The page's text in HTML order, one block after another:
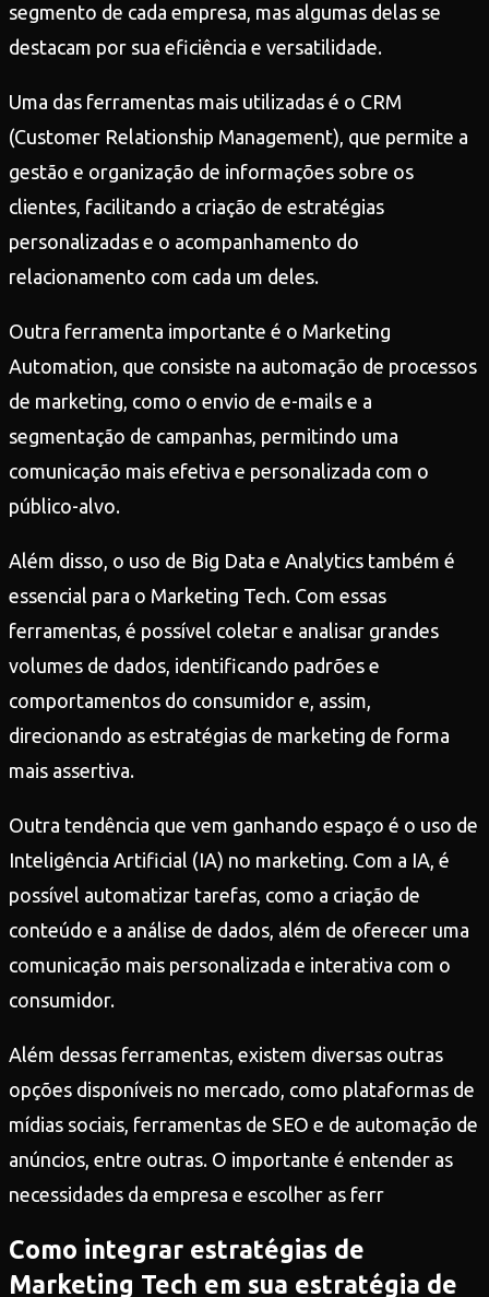
segmento de cada empresa, mas algumas delas se
destacam por sua eficiência e versatilidade.
Uma das ferramentas mais utilizadas é o CRM
(Customer Relationship Management), que permite a
gestão e organização de informações sobre os
clientes, facilitando a criação de estratégias
personalizadas e o acompanhamento do
relacionamento com cada um deles.
Outra ferramenta importante é o Marketing
Automation, que consiste na automação de processos
de marketing, como o envio de e-mails e a
segmentação de campanhas, permitindo uma
comunicação mais efetiva e personalizada com o
público-alvo.
Além disso, o uso de Big Data e Analytics também é
essencial para o Marketing Tech. Com essas
ferramentas, é possível coletar e analisar grandes
volumes de dados, identificando padrões e
comportamentos do consumidor e, assim,
direcionando as estratégias de marketing de forma
mais assertiva.
Outra tendência que vem ganhando espaço é o uso de
Inteligência Artificial (IA) no marketing. Com a IA, é
possível automatizar tarefas, como a criação de
conteúdo e a análise de dados, além de oferecer uma
comunicação mais personalizada e interativa com o
consumidor.
Além dessas ferramentas, existem diversas outras
opções disponíveis no mercado, como plataformas de
mídias sociais, ferramentas de SEO e de automação de
anúncios, entre outras. O importante é entender as
necessidades da empresa e escolher as ferr
Como integrar estratégias de
Marketing Tech em sua estratégia de